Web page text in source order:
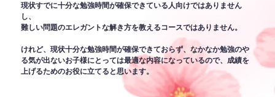
現状すでに十分な勉強時間が確保できている人向けではありません
し、
難しい問題のエレガントな解き方を教えるコースではありません。
けれど、現状十分な勉強時間が確保できておらず、なかなか勉強のや
る気が出ないお子様にとっては最適な内容になっているので、成績を
上げるためのお役に立てると思います。